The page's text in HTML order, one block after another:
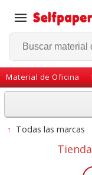
Material de Oficina
Volver
↑ Todas las marcas